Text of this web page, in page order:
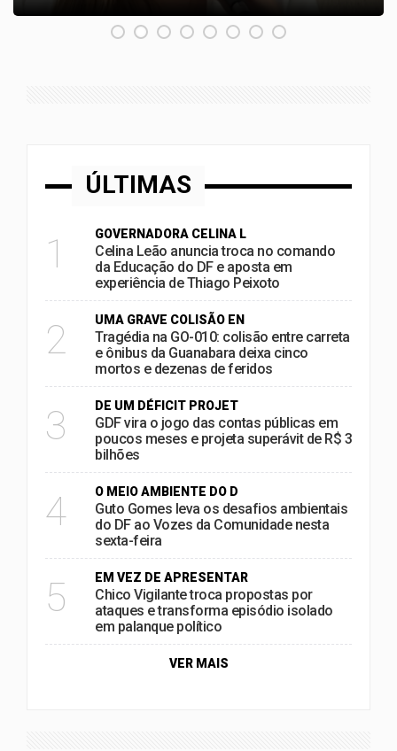
ÚLTIMAS
1 GOVERNADORA CELINA L
Celina Leão anuncia troca no comando
da Educação do DF e aposta em
experiência de Thiago Peixoto
2 UMA GRAVE COLISÃO EN
Tragédia na GO-010: colisão entre carreta
e ônibus da Guanabara deixa cinco
mortos e dezenas de feridos
3 DE UM DÉFICIT PROJET
GDF vira o jogo das contas públicas em
poucos meses e projeta superávit de R$ 3
bilhões
4 O MEIO AMBIENTE DO D
Guto Gomes leva os desafios ambientais
do DF ao Vozes da Comunidade nesta
sexta-feira
5 EM VEZ DE APRESENTAR
Chico Vigilante troca propostas por
ataques e transforma episódio isolado
em palanque político
VER MAIS